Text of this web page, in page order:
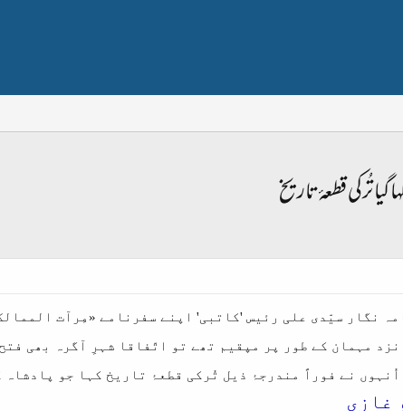
تُرکی قطعۂ تاریخ
مہمان کے طور پر مپقیم تھے تو اتّفاقا شہرِ آگرہ بھی
نے فوراً مندرجۂ ذیل تُرکی قطعۂ تاریخ کہا جو پادشاہ
غازی